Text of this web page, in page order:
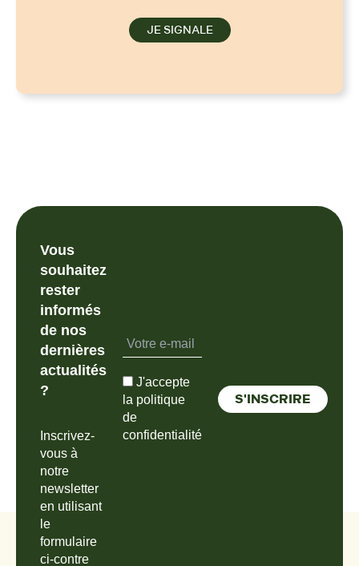
JE SIGNALE
Vous
souhaitez
rester
informés
de nos
dernières
actualités
?
Inscrivez-
vous à
notre
newsletter
en utilisant
le
formulaire
ci-contre
J'accepte
la politique
de
confidentialité